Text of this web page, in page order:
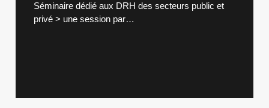
Séminaire dédié aux DRH des secteurs public et
privé > une session par…